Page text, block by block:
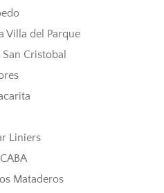
Villa del Parque
Cristobal
Liniers
Mataderos